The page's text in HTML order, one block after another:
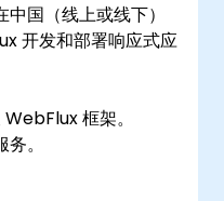
国（线上或线下）
开发和部署响应式应
框架。
。